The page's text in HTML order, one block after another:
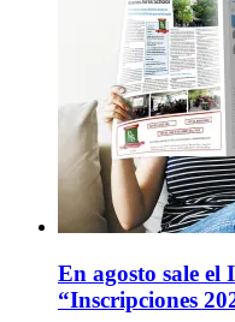
En agosto sale el
“Inscripciones